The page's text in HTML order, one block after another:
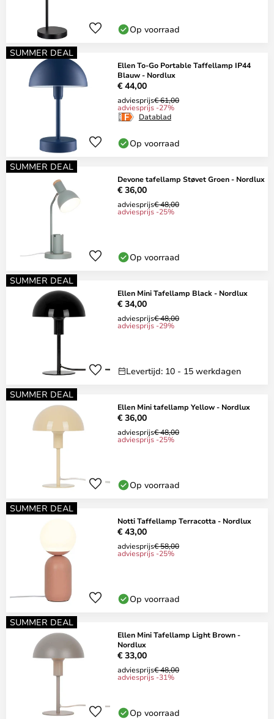
Op voorraad
SUMMER DEAL
Ellen To-Go Portable Taffellamp IP44
Blauw - Nordlux
€ 44,00
adviesprijs€ 61,00
adviesprijs -27%
Datablad
Op voorraad
SUMMER DEAL
Devone tafellamp Støvet Groen - Nordlux
€ 36,00
adviesprijs€ 48,00
adviesprijs -25%
Op voorraad
SUMMER DEAL
Ellen Mini Tafellamp Black - Nordlux
€ 34,00
adviesprijs€ 48,00
adviesprijs -29%
Levertijd: 10 - 15 werkdagen
SUMMER DEAL
Ellen Mini tafellamp Yellow - Nordlux
€ 36,00
adviesprijs€ 48,00
adviesprijs -25%
Op voorraad
SUMMER DEAL
Notti Taffellamp Terracotta - Nordlux
€ 43,00
adviesprijs€ 58,00
adviesprijs -25%
Op voorraad
SUMMER DEAL
Ellen Mini Tafellamp Light Brown -
Nordlux
€ 33,00
adviesprijs€ 48,00
adviesprijs -31%
Op voorraad